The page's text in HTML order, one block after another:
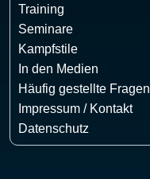
Training
Seminare
Kampfstile
In den Medien
Häufig gestellte Fragen
Impressum / Kontakt
Datenschutz